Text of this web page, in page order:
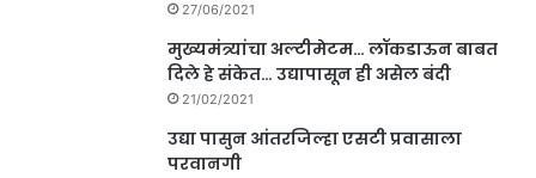
27/06/2021
मुख्यमंत्र्यांचा अल्टीमेटम… लॉकडाऊन बाबत
दिले हे संकेत… उद्यापासून ही असेल बंदी
21/02/2021
उद्या पासुन आंतरजिल्हा एसटी प्रवासाला
परवानगी